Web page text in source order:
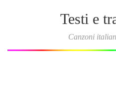
Testi e
Canzoni